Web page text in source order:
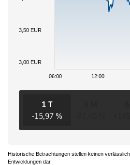
06:00 12:00
3,00 EUR
3,50 EUR
1 T
-15,97 %
Historische Betrachtungen stellen keinen
Entwicklungen dar.